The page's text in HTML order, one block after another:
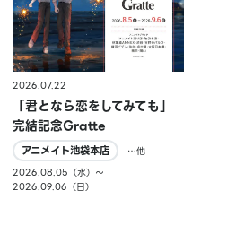
2026.07.22
「君となら恋をしてみても」
完結記念Gratte
アニメイト池袋本店
…他
2026.08.05（水）〜
2026.09.06（日）